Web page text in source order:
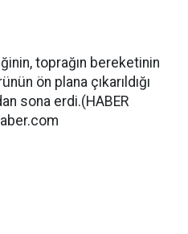
toprağın bereketinin
ön plana çıkarıldığı
sona erdi.(HABER